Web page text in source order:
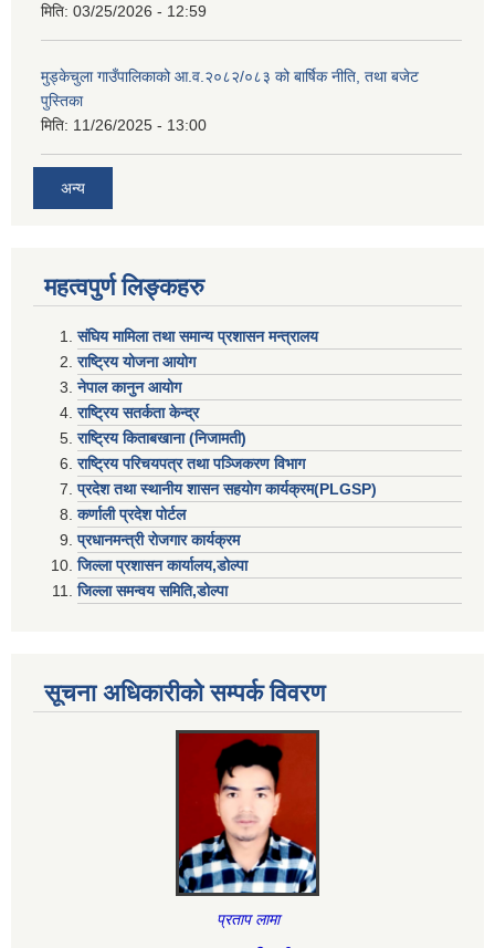
मिति: 03/25/2026 - 12:59
मुड्केचुला गाउँपालिकाको आ.व.२०८२/०८३ को बार्षिक नीति, तथा बजेट
पुस्तिका
मिति: 11/26/2025 - 13:00
अन्य
महत्वपुर्ण लिङ्कहरु
संघिय मामिला तथा समान्य प्रशासन मन्त्रालय
राष्ट्रिय योजना आयोग
नेपाल कानुन आयोग
राष्ट्रिय सतर्कता केन्द्र
राष्ट्रिय किताबखाना (निजामती)
राष्ट्रिय परिचयपत्र तथा पञ्जिकरण विभाग
प्रदेश तथा स्थानीय शासन सहयाेग कार्यक्रम(PLGSP)
कर्णाली प्रदेश पोर्टल
प्रधानमन्त्री राेजगार कार्यक्रम
जिल्ला प्रशासन कार्यालय,डोल्पा
जिल्ला समन्वय समिति,डोल्प
सूचना अधिकारीकाे सम्पर्क विवरण
प्रताप लामा